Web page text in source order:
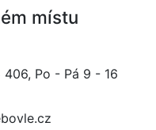
místu
406, Po - Pá 9 - 16